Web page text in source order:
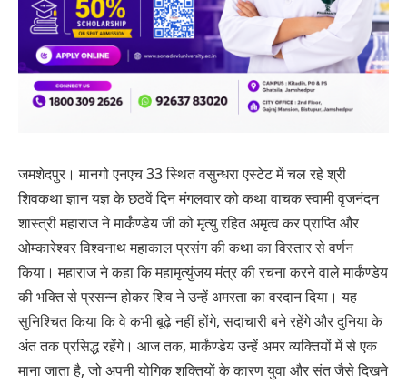
जमशेदपुर। मानगो एनएच 33 स्थित वसुन्धरा एस्टेट में चल रहे श्री
शिवकथा ज्ञान यज्ञ के छठवें दिन मंगलवार को कथा वाचक स्वामी वृजनंदन
शास्त्री महाराज ने मार्कंण्डेय जी को मृत्यु रहित अमृत्व कर प्राप्ति और
ओम्कारेश्वर विश्वनाथ महाकाल प्रसंग की कथा का विस्तार से वर्णन
किया। महाराज ने कहा कि महामृत्युंजय मंत्र की रचना करने वाले मार्कंण्डेय
की भक्ति से प्रसन्न होकर शिव ने उन्हें अमरता का वरदान दिया। यह
सुनिश्चित किया कि वे कभी बूढ़े नहीं होंगे, सदाचारी बने रहेंगे और दुनिया के
अंत तक प्रसिद्ध रहेंगे। आज तक, मार्कंण्डेय उन्हें अमर व्यक्तियों में से एक
माना जाता है, जो अपनी योगिक शक्तियों के कारण युवा और संत जैसे दिखने